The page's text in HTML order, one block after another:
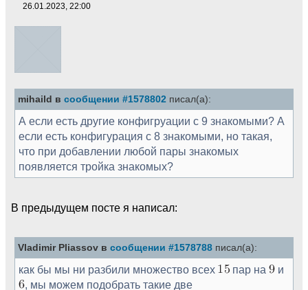
26.01.2023, 22:00
mihaild в сообщении #1578802 писал(а):
А если есть другие конфигруации с 9 знакомыми? А
если есть конфигурация с 8 знакомыми, но такая,
что при добавлении любой пары знакомых
появляется тройка знакомых?
В предыдущем посте я написал:
Vladimir Pliassov в сообщении #1578788 писал(а):
как бы мы ни разбили множество всех пар на
и
, мы можем подобрать такие две